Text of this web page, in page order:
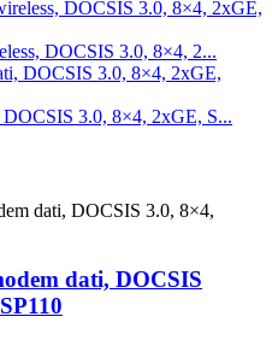
DOCSIS 3.0, 8×4, 2...
3.0, 8×4, 2xGE, S...
dati, DOCSIS